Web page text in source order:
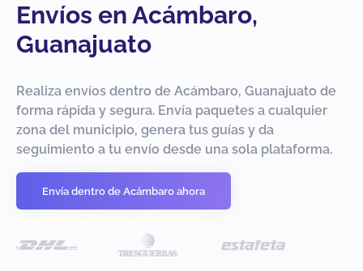
Envíos en Acámbaro,
Guanajuato
Realiza envíos dentro de Acámbaro, Guanajuato de
forma rápida y segura. Envía paquetes a cualquier
zona del municipio, genera tus guías y da
seguimiento a tu envío desde una sola plataforma.
Envía dentro de Acámbaro ahora